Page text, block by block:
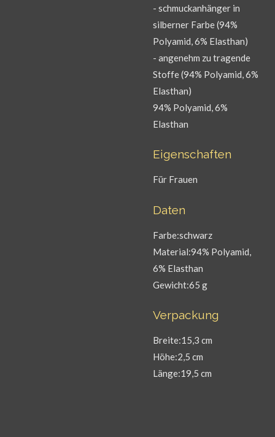
- schmuckanhänger in
silberner Farbe (94%
Polyamid, 6% Elasthan)
- angenehm zu tragende
Stoffe (94% Polyamid, 6%
Elasthan)
94% Polyamid, 6%
Elasthan
Eigenschaften
Für Frauen
Daten
Farbe:schwarz
Material:94% Polyamid,
6% Elasthan
Gewicht:65 g
Verpackung
Breite:15,3 cm
Höhe:2,5 cm
Länge:19,5 cm